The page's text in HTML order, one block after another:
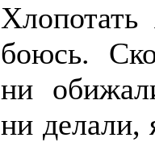
боюсь.
ни
ни делали,